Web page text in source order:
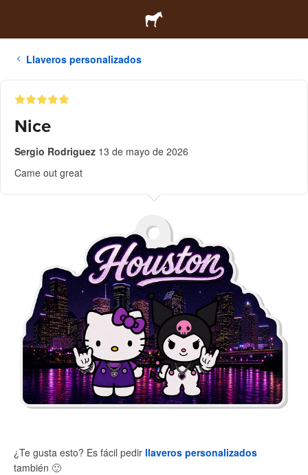
Llaveros personalizados
Nice
Sergio Rodriguez 13 de mayo de 2026
Came out great
¿Te gusta esto? Es fácil pedir llaveros personalizados
también 🙂